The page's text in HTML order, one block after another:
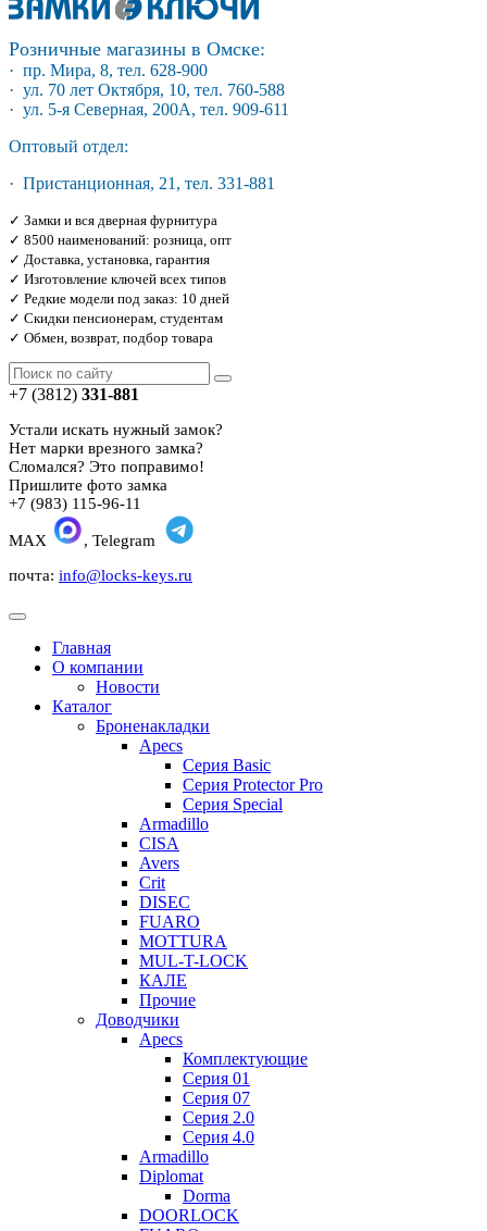
Розничные магазины в Омске:
· пр. Мира, 8, тел. 628-900
· ул. 70 лет Октября, 10, тел. 760-588
· ул. 5-я Северная, 200А, тел. 909-611
Оптовый отдел:
· Пристанционная, 21, тел. 331-881
✓ Замки и вся дверная фурнитура
✓ 8500 наименований: розница, опт
✓ Доставка, установка, гарантия
✓ Изготовление ключей всех типов
✓ Редкие модели под заказ: 10 дней
✓ Скидки пенсионерам, студентам
✓ Обмен, возврат, подбор товара
+7 (3812) 331-881
Устали искать нужный замок?
Нет марки врезного замка?
Сломался? Это поправимо!
Пришлите фото замка
+7 (983) 115-96-11
MAX
, Telegram
почта: info@locks-keys.ru
Главная
О компании
Новости
Каталог
Броненакладки
Apecs
Серия Basic
Серия Protector Pro
Серия Special
Armadillo
CISA
Avers
Crit
DISEC
FUARO
MOTTURA
MUL-T-LOCK
КАЛЕ
Прочие
Доводчики
Apecs
Комплектующие
Серия 01
Серия 07
Серия 2.0
Серия 4.0
Armadillo
Diplomat
Dorma
DOORLOCK